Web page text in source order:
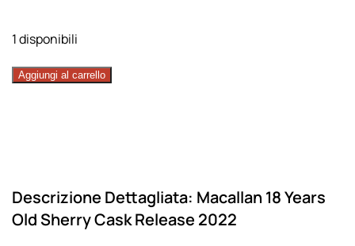
1 disponibili
Whisky
Cask
Release
2022
Aggiungi al carrello
Descrizione Dettagliata: Macallan 18 Years
Old Sherry Cask Release 2022